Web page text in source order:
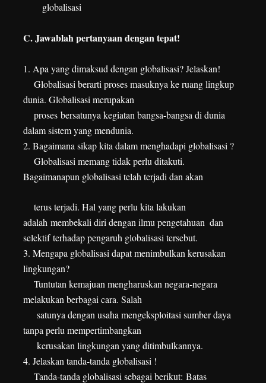
globalisasi
C. Jawablah pertanyaan dengan tepat!
1. Apa yang dimaksud dengan globalisasi? Jelaskan!
Globalisasi berarti proses masuknya ke ruang lingkup
dunia. Globalisasi merupakan
proses bersatunya kegiatan bangsa-bangsa di dunia
dalam sistem yang mendunia.
2. Bagaimana sikap kita dalam menghadapi globalisasi ?
Globalisasi memang tidak perlu ditakuti.
Bagaimanapun globalisasi telah terjadi dan akan
terus terjadi. Hal yang perlu kita lakukan
adalah membekali diri dengan ilmu pengetahuan dan
selektifterhadap pengaruh globalisasi tersebut.
3. Mengapa globalisasi dapat menimbulkan kerusakan
lingkungan?
Tuntutan kemajuan mengharuskan negara-negara
melakukan berbagai cara. Salah
satunya dengan usaha mengeksploitasi sumber daya
tanpa perlu mempertimbangkan
kerusakan lingkungan yang ditimbulkannya.
4. Jelaskan tanda-tanda globalisasi !
Tanda-tanda globalisasi sebagai berikut: Batas